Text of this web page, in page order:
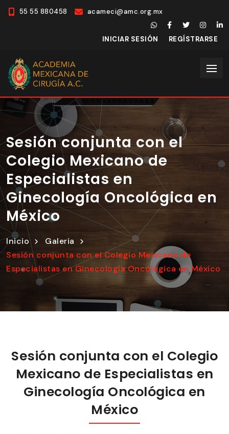
55 55 880458 acameci@amc.org.mx
INICIAR SESIÓN REGÍSTRARSE
Sesión conjunta con el
Colegio Mexicano de
Especialistas en
Ginecología Oncológica en
México
Inicio
Galeria
Sesión conjunta con el Colegio Mexicano de
Especialistas en Ginecología Oncológica en México
Sesión conjunta con el Colegio
Mexicano de Especialistas en
Ginecología Oncológica en
México